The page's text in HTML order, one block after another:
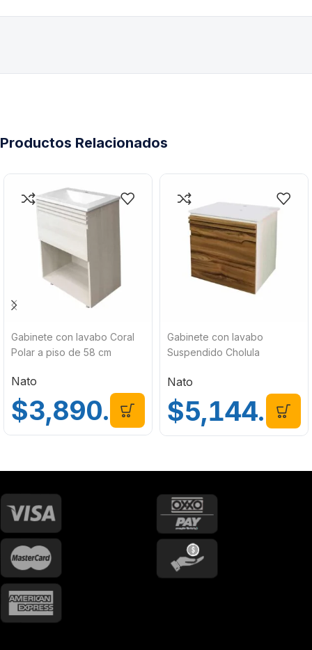
Productos Relacionados
Gabinete con lavabo Coral
Polar a piso de 58 cm
Nato
$3,890.00
Gabinete con lavabo
Suspendido Cholula
Nato
$5,144.00